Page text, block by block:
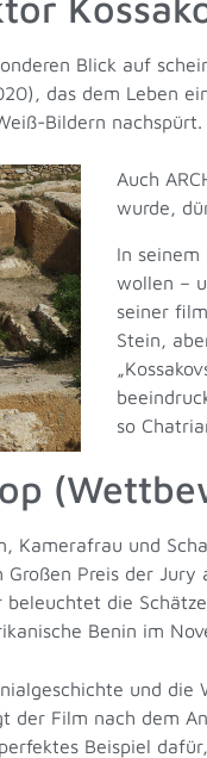
Blick auf
das dem Leben
Bildern nachspürt.
Auch
wurde,
In
wollen –
seiner
Stein,
so
Kamerafrau und
Preis der
die
Benin im
und die
der Film nach dem
Beispiel